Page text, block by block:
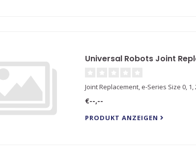
Universal Robots Joint
Joint Replacement, e-Series Size 0, 1,
€--,--
PRODUKT ANZEIGEN